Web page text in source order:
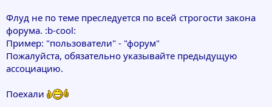
Флуд не по теме преследуется по всей строгости закона
форума. :b-cool:
Пример: "пользователи" - "форум"
Пожалуйста, обязательно указывайте предыдущую
ассоциацию.
Поехали